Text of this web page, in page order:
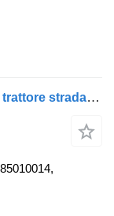
Autoradio sistema radio 28037884 per trattore stradale Volvo FH12, FH13